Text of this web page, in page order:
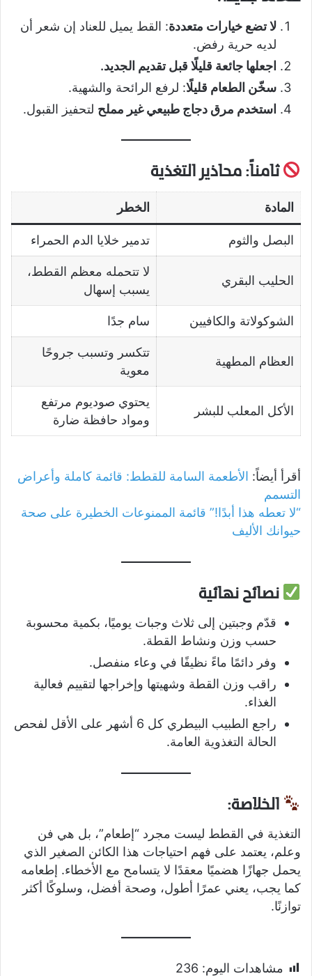
لا تضع خيارات متعددة: القط يميل للعناد إن شعر أن
لديه حرية رفض.
اجعلها جائعة قليلًا قبل تقديم الجديد.
سخّن الطعام قليلًا: لرفع الرائحة والشهية.
استخدم مرق دجاج طبيعي غير مملح لتحفيز القبول.
ثامناً: محاذير التغذية
المادة الخطر
البصل والثوم تدمير خلايا الدم الحمراء
الحليب البقري
لا تتحمله معظم القطط،
يسبب إسهال
الشوكولاتة والكافيين سام جدًا
العظام المطهية
تتكسر وتسبب جروحًا
معوية
الأكل المعلب للبشر
يحتوي صوديوم مرتفع
ومواد حافظة ضارة
أقرأ أيضاً: الأطعمة السامة للقطط: قائمة كاملة وأعراض
التسمم
“لا تعطه هذا أبدًا!” قائمة الممنوعات الخطيرة على صحة
حيوانك الأليف
نصائح نهائية
قدّم وجبتين إلى ثلاث وجبات يوميًا، بكمية محسوبة
حسب وزن ونشاط القطة.
وفر دائمًا ماءً نظيفًا في وعاء منفصل.
راقب وزن القطة وشهيتها وإخراجها لتقييم فعالية
الغذاء.
راجع الطبيب البيطري كل 6 أشهر على الأقل لفحص
الحالة التغذوية العامة.
الخلاصة:
التغذية في القطط ليست مجرد “إطعام”، بل هي فن
وعلم، يعتمد على فهم احتياجات هذا الكائن الصغير الذي
يحمل جهازًا هضميًا معقدًا لا يتسامح مع الأخطاء. إطعامه
كما يجب، يعني عمرًا أطول، وصحة أفضل، وسلوكًا أكثر
توازنًا.
مشاهدات اليوم: 236